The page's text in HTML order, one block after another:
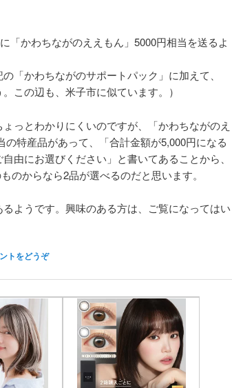
「かわちながのええもん」5000円相当を送るよ
「かわちながのサポートパック」に加えて、
この辺も、米子市に似ています。）
っとわかりにくいのですが、「かわちながのえ
特産品があって、「合計金額が5,000円になる
由にお選びください」と書いてあることから、
のからなら2品が選べるのだと思います。
ようです。興味のある方は、ご覧になってはい
トをどうぞ